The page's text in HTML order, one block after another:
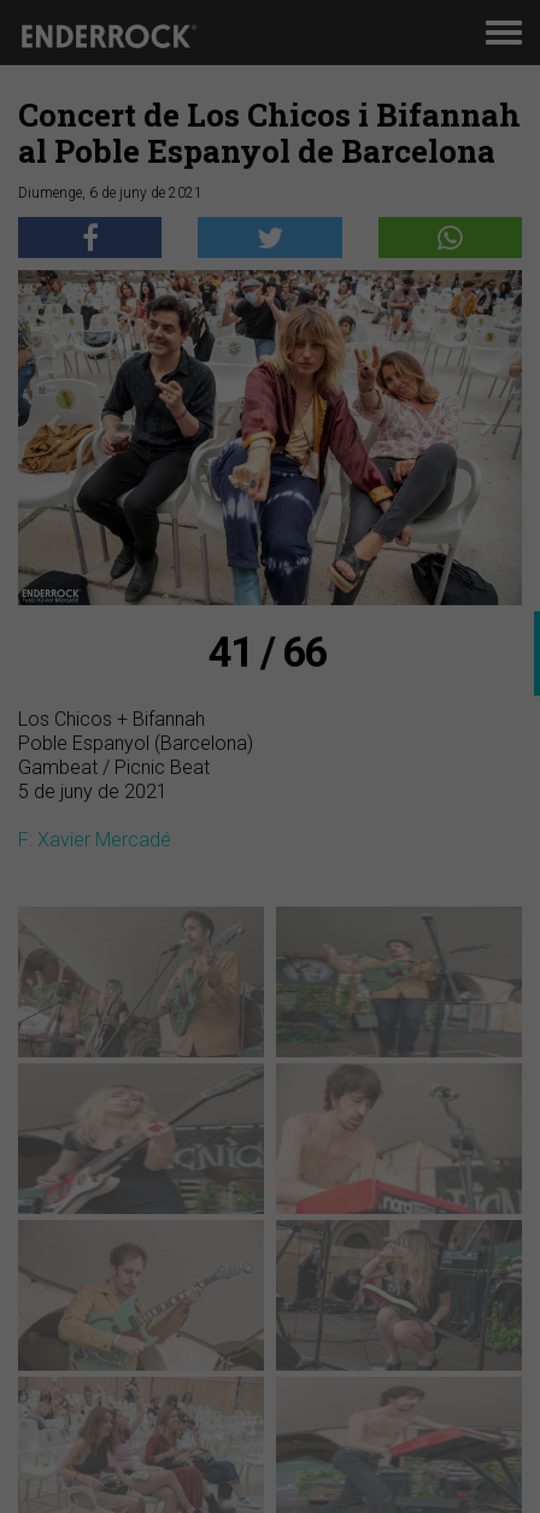
Concert de Los Chicos i Bifannah
al Poble Espanyol de Barcelona
Diumenge, 6 de juny de 2021
Anterior
41 / 66
Los Chicos + Bifannah
Poble Espanyol (Barcelona)
Gambeat / Picnic Beat
5 de juny de 2021
F: Xavier Mercadé